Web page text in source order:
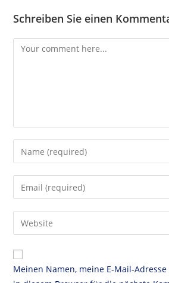
Schreiben Sie einen
Meinen Namen, meine E-Mail-